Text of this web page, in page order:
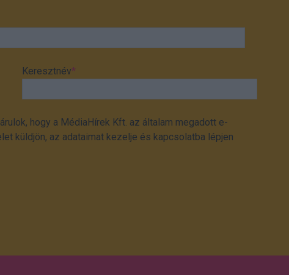
Keresztnév*
hogy a MédiaHírek Kft. az általam megadott e-
küldjön, az adataimat kezelje és kapcsolatba lépjen